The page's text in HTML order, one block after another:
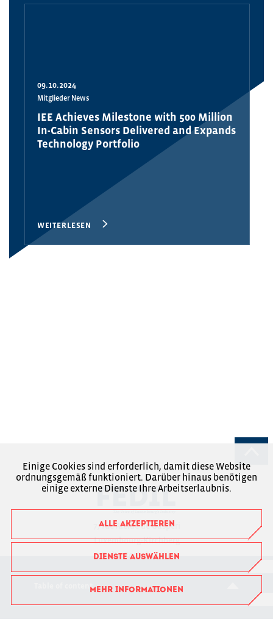
09.10.2024
Mitglieder News
IEE Achieves Milestone with 500 Million
In-Cabin Sensors Delivered and Expands
Technology Portfolio
WEITERLESEN
7, rue Alcide de Gasperi
Luxembourg-Kirchberg
Boîte Postale 1304
L-1013 Luxembourg
RCSL : F6043
+352 43 53 66-1
Table of content
Einige Cookies sind erforderlich, damit diese Website
ordnungsgemäß funktioniert. Darüber hinaus benötigen
einige externe Dienste Ihre Arbeitserlaubnis.
ALLE AKZEPTIEREN
DIENSTE AUSWÄHLEN
MEHR INFORMATIONEN